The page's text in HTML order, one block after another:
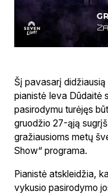
Šį pavasarį
pianistė Ieva Dūdaitė
pasirodymu turėjęs
gruodžio 27-ąją
gražiausioms metų
Show“ programa.
Pianistė atskleidžia,
vykusio pasirodymo